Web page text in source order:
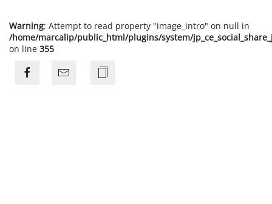
Warning: Attempt to read property "image_intro" on null in
/home/marcalip/public_html/plugins/system/
on line 355